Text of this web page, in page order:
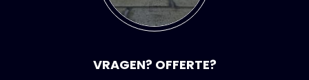
VRAGEN? OFFERTE?